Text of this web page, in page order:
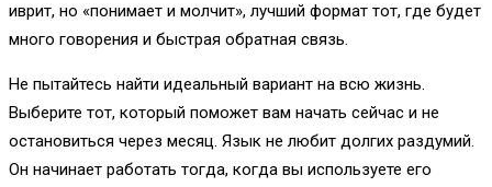
иврит, но «понимает и молчит», лучший формат тот, где будет
много говорения и быстрая обратная связь.
Не пытайтесь найти идеальный вариант на всю жизнь.
Выберите тот, который поможет вам начать сейчас и не
остановиться через месяц. Язык не любит долгих раздумий.
Он начинает работать тогда, когда вы используете его